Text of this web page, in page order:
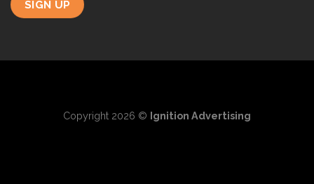
Copyright 2026 © Ignition Advertising